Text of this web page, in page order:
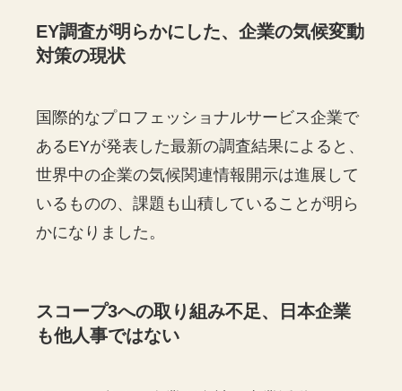
EY調査が明らかにした、企業の気候変動
対策の現状
国際的なプロフェッショナルサービス企業で
あるEYが発表した最新の調査結果によると、
世界中の企業の気候関連情報開示は進展して
いるものの、課題も山積していることが明ら
かになりました。
スコープ3への取り組み不足、日本企業
も他人事ではない